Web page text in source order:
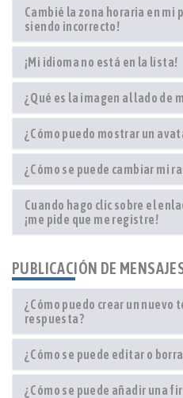
Cambié la zona horaria en mi
siendo incorrecto!
¡Mi idioma no está en la lista!
¿Qué es la imagen al lado de
¿Cómo puedo mostrar un
¿Cómo se puede cambiar mi
Cuando hago clic sobre el
¡me pide que me registre!
PUBLICACIÓN DE
¿Cómo puedo crear un nuevo
respuesta?
¿Cómo se puede editar o
¿Cómo se puede añadir una